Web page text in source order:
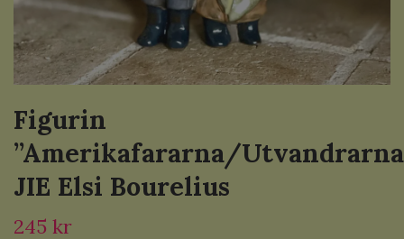
Figurin
”Amerikafararna/
JIE Elsi Bourelius
245 kr